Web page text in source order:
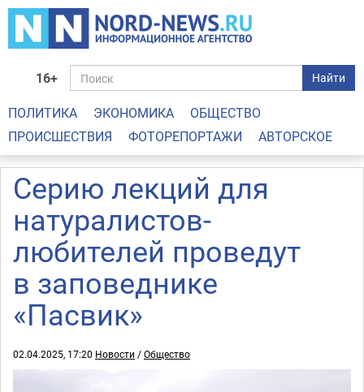
16+ Найти
ПОЛИТИКА ЭКОНОМИКА
ОБЩЕСТВО
ПРОИСШЕСТВИЯ
ФОТОРЕПОРТАЖИ АВТОРСКОЕ
Серию лекций для
натуралистов-
любителей проведут
в заповеднике
«Пасвик»
02.04.2025, 17:20 Новости /Общество